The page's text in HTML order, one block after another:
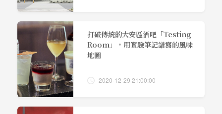
打破傳統的大安區酒吧「Testing
Room」，用實驗筆記譜寫的風味
地圖
2020-12-29 21:00:00